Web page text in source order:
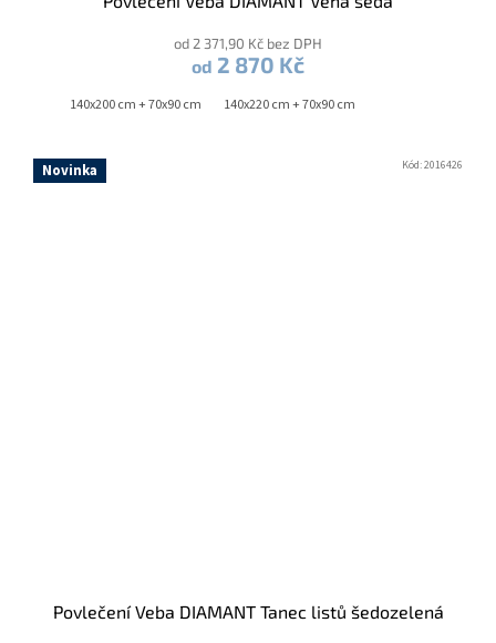
od 2 371,90 Kč bez DPH
od 2 870 Kč
140x200 cm + 70x90 cm 140x220 cm + 70x90 cm
Novinka
Povlečení Veba DIAMANT Tanec listů šedozelená
Kód:2016426